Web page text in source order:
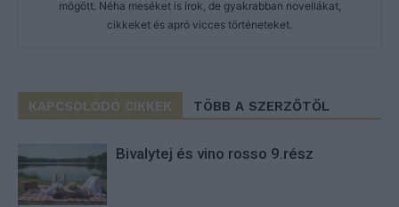
mögött. Néha meséket is írok, de gyakrabban novellákat,
cikkeket és apró vicces történeteket.
KAPCSOLÓDÓ CIKKEK TÖBB A SZERZŐTŐL
Bivalytej és vino rosso 9.rész